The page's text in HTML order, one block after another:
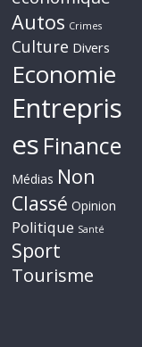
Autos Crimes
Culture Divers
Economie
Entrepris
es Finance
Médias Non
Classé Opinion
Politique Santé
Sport
Tourisme